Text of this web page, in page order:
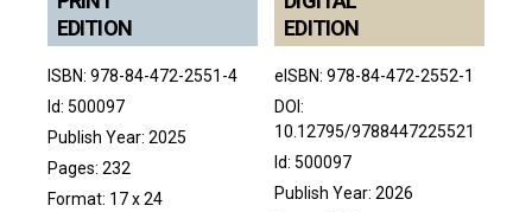
EDITION
ISBN: 978-84-472-2551-4
Id: 500097
Publish Year: 2025
Pages: 232
Format: 17 x 24
EDITION
eISBN: 978-84-472-2552-1
DOI:
10.12795/9788447225521
Id: 500097
Publish Year: 2026